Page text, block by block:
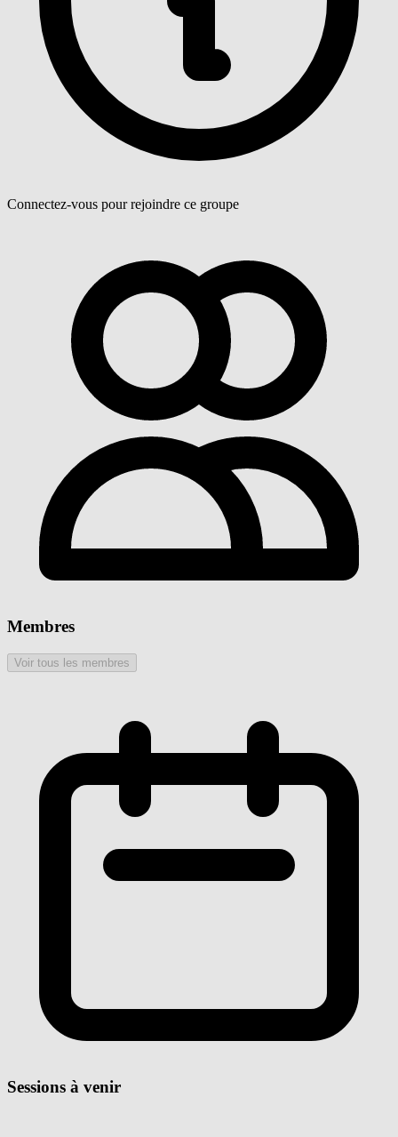
Connectez-vous pour rejoindre ce groupe
Membres
Voir tous les membres
Sessions à venir